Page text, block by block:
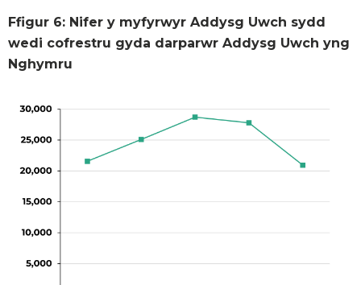
Ffigur 6: Nifer y myfyrwyr Addysg Uwch sydd
wedi cofrestru gyda darparwr Addysg Uwch yng
Nghymru